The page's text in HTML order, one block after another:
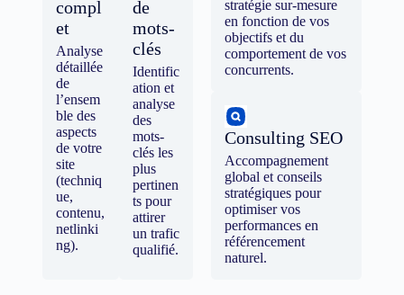
compl
et
Analyse
détaillée
de
l’ensem
ble des
aspects
de votre
site
(techniq
ue,
contenu,
netlinki
ng).
de
mots-
clés
Identific
ation et
analyse
des
mots-
clés les
plus
pertinen
ts pour
attirer
un trafic
qualifié.
stratégie sur-mesure
en fonction de vos
objectifs et du
comportement de vos
concurrents.
Consulting SEO
Accompagnement
global et conseils
stratégiques pour
optimiser vos
performances en
référencement
naturel.